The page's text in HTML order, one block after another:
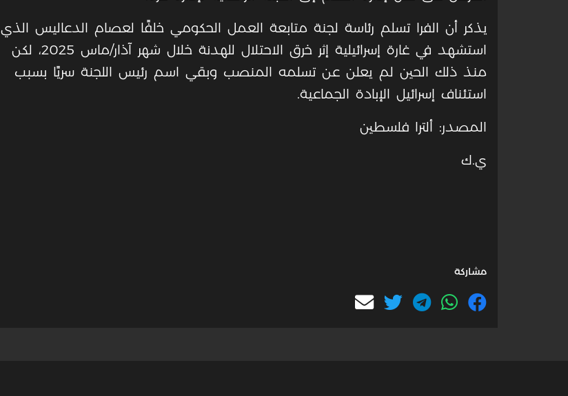
يذكر أن الفرا تسلم رئاسة لجنة متابعة العمل الحكومي خلفًا لعصام الدعاليس الذي
استشهد في غارة إسرائيلية إثر خرق الاحتلال للهدنة خلال شهر آذار/ماس 2025، لكن
منذ ذلك الحين لم يعلن عن تسلمه المنصب وبقي اسم رئيس اللجنة سريًا بسبب
استئناف إسرائيل الإبادة الجماعية.
المصدر: ألترا فلسطين
ي.ك
مشاركة